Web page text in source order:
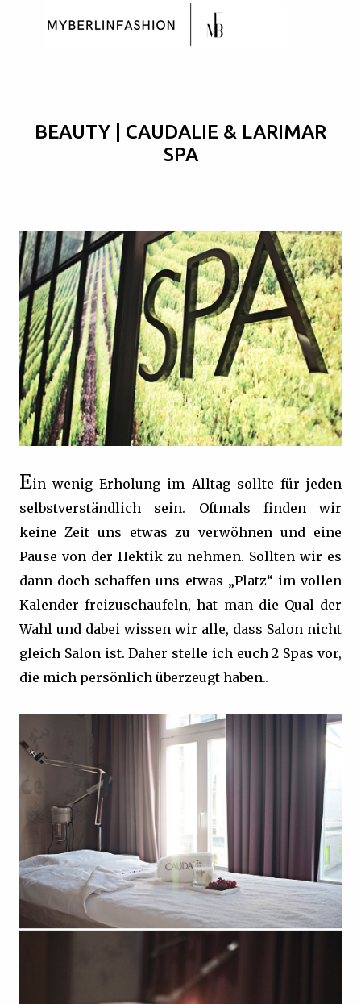
Skip to main content
BEAUTY | CAUDALIE & LARIMAR
SPA
Ein wenig Erholung im Alltag sollte für jeden
selbstverständlich sein. Oftmals finden wir
keine Zeit uns etwas zu verwöhnen und eine
Pause von der Hektik zu nehmen. Sollten wir es
dann doch schaffen uns etwas „Platz“ im vollen
Kalender freizuschaufeln, hat man die Qual der
Wahl und dabei wissen wir alle, dass Salon nicht
gleich Salon ist. Daher stelle ich euch 2 Spas vor,
die mich persönlich überzeugt haben..